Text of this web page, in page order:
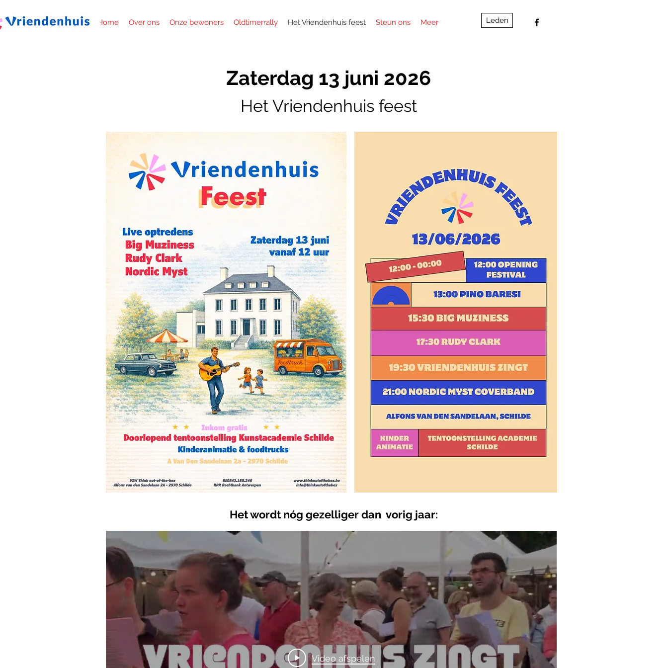
Home Over ons Onze bewoners Oldtimerrally Het Vriendenhuis feest Steun ons Meer Leden
Zaterdag 13 juni 2026
Het Vriendenhuis feest
Het wordt nóg gezelliger dan vorig jaar:
Video afspelen